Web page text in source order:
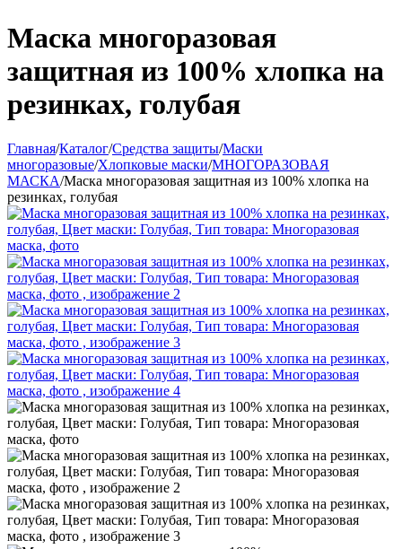
Маска многоразовая
защитная из 100% хлопка на
резинках, голубая
Главная/Каталог/Средства защиты/Маски
многоразовые/Хлопковые маски/МНОГОРАЗОВАЯ
МАСКА/Маска многоразовая защитная из 100% хлопка на
резинках, голубая